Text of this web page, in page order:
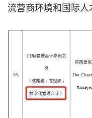
流营商环境和国际人